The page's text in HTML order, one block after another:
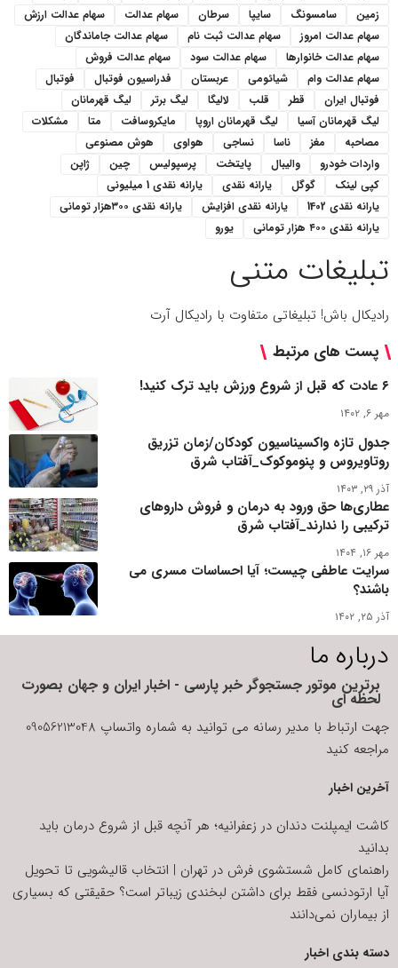
زمین
سامسونگ سایپا سرطان سهام عدالت
سهام عدالت ارزش
سهام عدالت امروز
سهام عدالت ثبت نام
سهام عدالت جاماندگان
سهام عدالت خانوارها
سهام عدالت سود
سهام عدالت فروش
سهام عدالت وام
شیائومی عربستان فدراسیون فوتبال
فوتبال
فوتبال ایران
قطر قلب لالیگا لیگ برتر
لیگ قهرمانان
لیگ قهرمانان آسیا
لیگ قهرمانان اروپا مایکروسافت متا
مشکلات
مصاحبه
مغز ناسا نساجی هواوی
هوش مصنوعی
واردات خودرو
والیبال پایتخت پرسپولیس چین
ژاپن
کپی لینک
گوگل یارانه نقدی
یارانه نقدی 1 میلیونی
یارانه نقدی 1402
یارانه نقدی افزایش
یارانه نقدی ۳۰۰هزار تومانی
یارانه نقدی ۴۰۰ هزار تومانی
یورو
تبلیغات متنی
رادیکال باش! تبلیغاتی متفاوت با رادیکال آرت
پست های مرتبط
۶ عادت که قبل از شروع ورزش باید ترک کنید!
مهر ۶, ۱۴۰۲
جدول تازه واکسیناسیون کودکان/زمان تزریق
روتاویروس و پنوموکوک_آفتاب شرق
آذر ۲۹, ۱۴۰۳
عطاری‌ها حق ورود به درمان و فروش داروهای
ترکیبی را ندارند_آفتاب شرق
مهر ۱۶, ۱۴۰۴
سرایت عاطفی چیست؛ آیا احساسات مسری می
باشند؟
آذر ۲۵, ۱۴۰۲
درباره ما
برترین موتور جستجوگر خبر پارسی - اخبار ایران و جهان بصورت
لحظه ای
جهت ارتباط با مدیر رسانه می توانید به شماره واتساپ 09056213048
مراجعه کنید
آخرین اخبار
کاشت ایمپلنت دندان در زعفرانیه؛ هر آنچه قبل از شروع درمان باید
بدانید
راهنمای کامل شستشوی فرش در تهران | انتخاب قالیشویی تا تحویل
آیا ارتودنسی فقط برای داشتن لبخندی زیباتر است؟ حقیقتی که بسیاری
از بیماران نمی‌دانند
دسته بندی اخبار